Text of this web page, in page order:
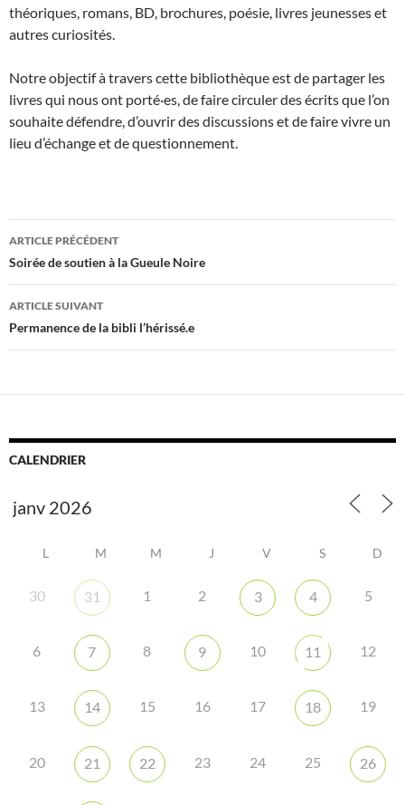
théoriques, romans, BD, brochures, poésie, livres jeunesses et
autres curiosités.
Notre objectif à travers cette bibliothèque est de partager les
livres qui nous ont porté·es, de faire circuler des écrits que l’on
souhaite défendre, d’ouvrir des discussions et de faire vivre un
lieu d’échange et de questionnement.
Navigation
des
articles
ARTICLE PRÉCÉDENT
Soirée de soutien à la Gueule Noire
ARTICLE SUIVANT
Permanence de la bibli l’hérissé.e
CALENDRIER
L M M J V S D
30 31 1 2 3 4 5
6 7 8 9 10 11 12
13 14 15 16 17 18 19
20 21 22 23 24 25 26